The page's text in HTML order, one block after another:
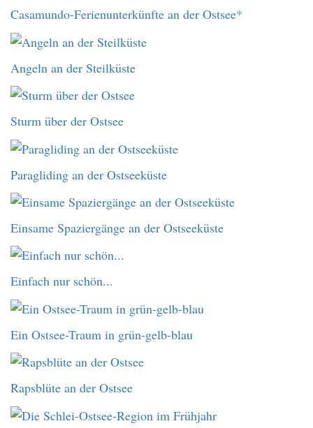
Casamundo-Ferienunterkünfte an der Ostsee*
Angeln an der Steilküste
Sturm über der Ostsee
Paragliding an der Ostseeküste
Einsame Spaziergänge an der Ostseeküste
Einfach nur schön...
Ein Ostsee-Traum in grün-gelb-blau
Rapsblüte an der Ostsee